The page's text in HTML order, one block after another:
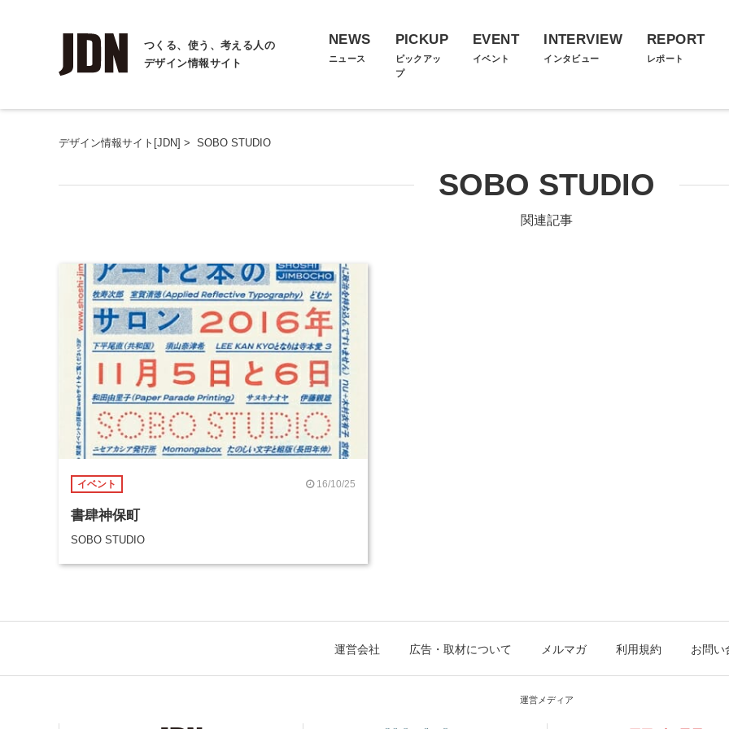
つくる、使う、考える人の
デザイン情報サイト
NEWS
ニュース
PICKUP
ピックアッ
プ
EVENT
イベント
INTERVIEW
インタビュー
REPORT
レポート
デザイン情報サイト[JDN] > SOBO STUDIO
SOBO STUDIO
関連記事
イベント 16/10/25
書肆神保町
SOBO STUDIO
運営会社 広告・取材について メルマガ 利用規約 お問い
運営メディア